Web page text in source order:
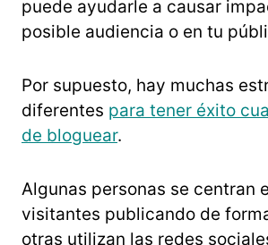
puede ayudarle a causar
posible audiencia o en tu
Por supuesto, hay muchas
diferentes para tener éxito
de bloguear.
Algunas personas se centran
visitantes publicando de
otras utilizan las redes